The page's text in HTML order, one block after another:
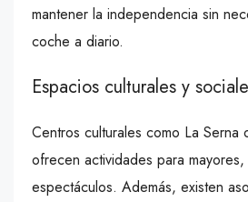
mantener la independencia sin
coche a diario.
Espacios culturales y
Centros culturales como La Serna
ofrecen actividades para
espectáculos. Además, existen